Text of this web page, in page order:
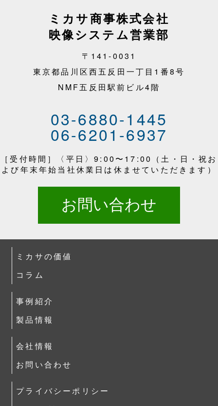
ミカサ商事株式会社
映像システム営業部
〒141-0031
東京都品川区西五反田一丁目1番8号
NMF五反田駅前ビル4階
03-6880-1445
06-6201-6937
［受付時間］〈平日〉9:00〜17:00（土・日・祝お
よび年末年始当社休業日は休ませていただきます）
お問い合わせ
ミカサの価値
コラム
事例紹介
製品情報
会社情報
お問い合わせ
プライバシーポリシー